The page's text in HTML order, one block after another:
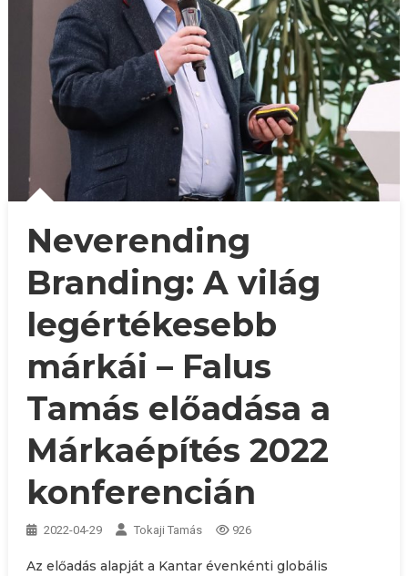
Neverending
Branding: A világ
legértékesebb
márkái – Falus
Tamás előadása a
Márkaépítés 2022
konferencián
2022-04-29 Tokaji Tamás 926
Az előadás alapját a Kantar évenkénti globális